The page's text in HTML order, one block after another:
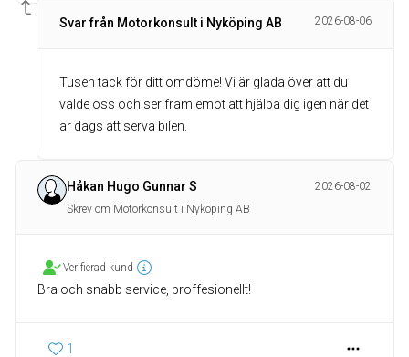
Svar från Motorkonsult i Nyköping AB 2026-08-06
Tusen tack för ditt omdöme! Vi är glada över att du
valde oss och ser fram emot att hjälpa dig igen när det
är dags att serva bilen.
Håkan Hugo Gunnar S
2026-08-02
Skrev om Motorkonsult i Nyköping AB
Verifierad kund
Bra och snabb service, proffesionellt!
1